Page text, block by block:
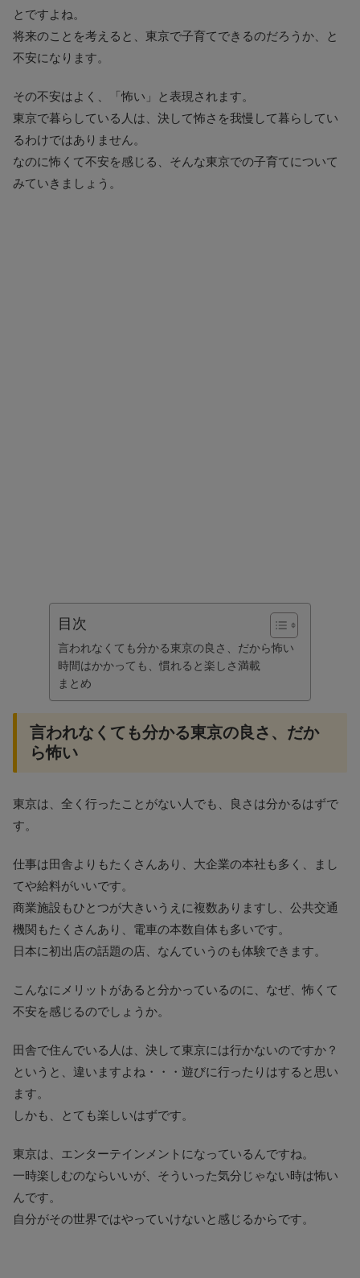
とですよね。
将来のことを考えると、東京で子育てできるのだろうか、と
不安になります。
その不安はよく、「怖い」と表現されます。
東京で暮らしている人は、決して怖さを我慢して暮らしてい
るわけではありません。
なのに怖くて不安を感じる、そんな東京での子育てについて
みていきましょう。
目次
言われなくても分かる東京の良さ、だから怖い
時間はかかっても、慣れると楽しさ満載
まとめ
言われなくても分かる東京の良さ、だか
ら怖い
東京は、全く行ったことがない人でも、良さは分かるはずで
す。
仕事は田舎よりもたくさんあり、大企業の本社も多く、まし
てや給料がいいです。
商業施設もひとつが大きいうえに複数ありますし、公共交通
機関もたくさんあり、電車の本数自体も多いです。
日本に初出店の話題の店、なんていうのも体験できます。
こんなにメリットがあると分かっているのに、なぜ、怖くて
不安を感じるのでしょうか。
田舎で住んでいる人は、決して東京には行かないのですか？
というと、違いますよね・・・遊びに行ったりはすると思い
ます。
しかも、とても楽しいはずです。
東京は、エンターテインメントになっているんですね。
一時楽しむのならいいが、そういった気分じゃない時は怖い
んです。
自分がその世界ではやっていけないと感じるからです。